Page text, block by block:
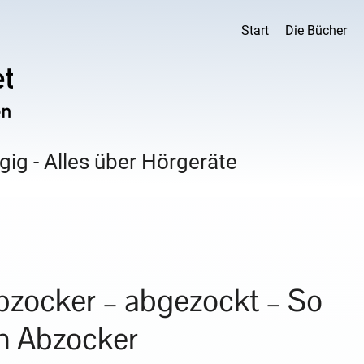
Start Die Bücher
- Alles über Hörgeräte
– abgezockt – So
Abzocker